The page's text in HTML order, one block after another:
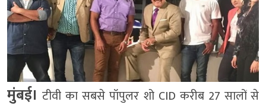
मुंबई। टीवी का सबसे पॉपुलर शो CID करीब 27 सालों से